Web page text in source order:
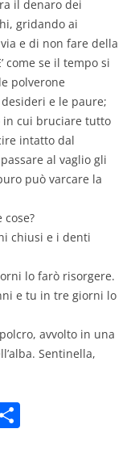
il denaro dei
gridando ai
e di non fare della
come se il tempo si
polverone
e le paure;
in cui bruciare tutto
intatto dal
al vaglio gli
può varcare la
chiusi e i denti
lo farò risorgere.
e tu in tre giorni lo
avvolto in una
Sentinella,